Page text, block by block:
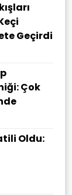
Geçirdi
Çok
Oldu: